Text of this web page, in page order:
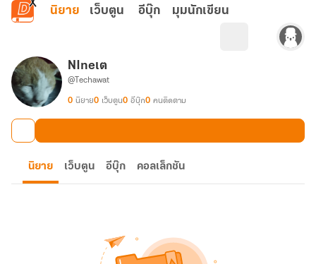
ข้ามไปยังเนื้อหาหลัก
นิยาย เว็บตูน อีบุ๊ก มุมนักเขียน
NIneเต
@Techawat
0 นิยาย0 เว็บตูน0 อีบุ๊ก0 คนติดตาม
นิยาย เว็บตูน อีบุ๊ก คอลเล็กชัน